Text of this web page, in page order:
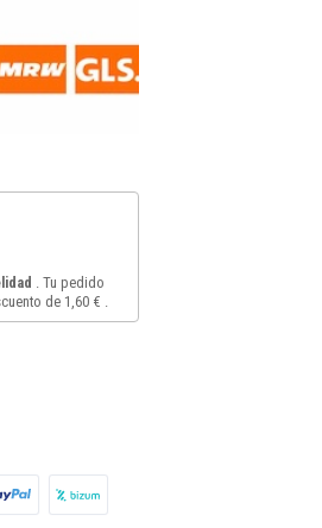
. Tu pedido
de 1,60 €